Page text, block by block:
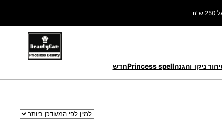
ניקוי והגנהPrincess spellחדש